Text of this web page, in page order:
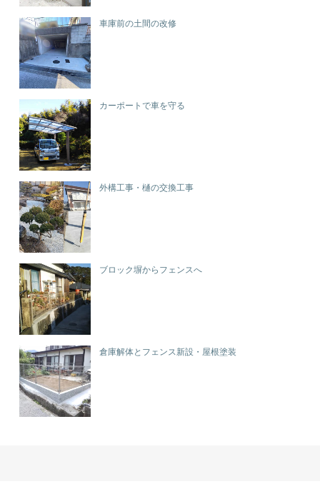
車庫前の土間の改修
カーポートで車を守る
外構工事・樋の交換工事
ブロック塀からフェンスへ
倉庫解体とフェンス新設・屋根塗装